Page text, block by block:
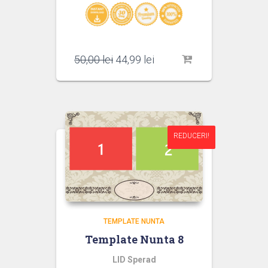
50,00lei Prețul
a
50,00 lei.
44,99 lei
este:
REDUCERI!
REDUCERI!
TEMPLATE NUNTA
Template Nunta 8
LID Sperad